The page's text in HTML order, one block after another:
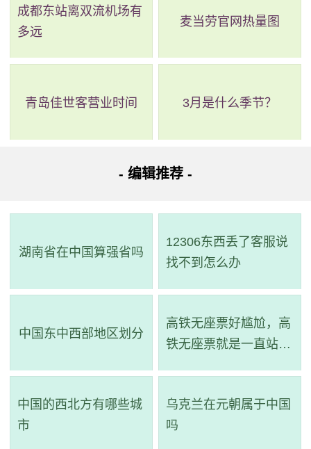
成都东站离双流机场有
多远
麦当劳官网热量图
青岛佳世客营业时间 3月是什么季节？
- 编辑推荐 -
湖南省在中国算强省吗
12306东西丢了客服说
找不到怎么办
中国东中西部地区划分
高铁无座票好尴尬，高
铁无座票就是一直站着
中国的西北方有哪些城
市
乌克兰在元朝属于中国
吗